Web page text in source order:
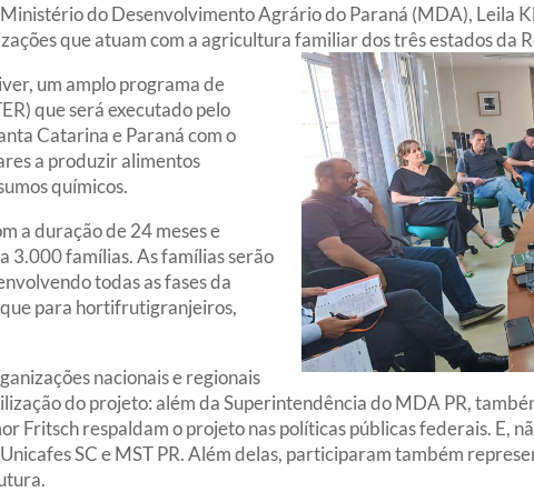
do Desenvolvimento Agrário do Paraná (MDA), Leila
que atuam com a agricultura familiar dos três estados da
um amplo programa de
que será executado pelo
Catarina e Paraná com o
a produzir alimentos
químicos.
a duração de 24 meses e
3.000 famílias. As famílias serão
todas as fases da
para hortifrutigranjeiros,
nacionais e regionais
do projeto: além da Superintendência do MDA PR,
Fritsch respaldam o projeto nas políticas públicas federais. E,
SC e MST PR. Além delas, participaram também